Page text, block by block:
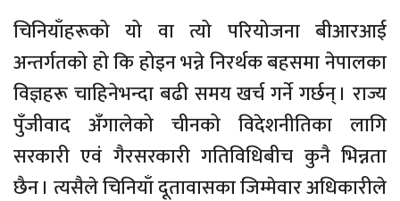
चिनियाँहरूको यो वा त्यो परियोजना बीआरआई
अन्तर्गतको हो कि होइन भन्ने निरर्थक बहसमा नेपालका
विज्ञहरू चाहिनेभन्दा बढी समय खर्च गर्ने गर्छन् । राज्य
पुँजीवाद अँगालेको चीनको विदेशनीतिका लागि
सरकारी एवं गैरसरकारी गतिविधिबीच कुनै भिन्नता
छैन । त्यसैले चिनियाँ दूतावासका जिम्मेवार अधिकारीले